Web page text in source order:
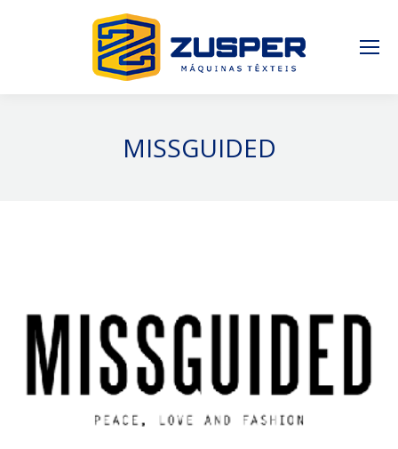
MISSGUIDED